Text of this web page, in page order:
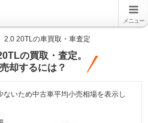
メニュー
2.0 20TLの車買取・車査定
の買取・査定。
却するには？
いため中古車平均小売相場を表示し